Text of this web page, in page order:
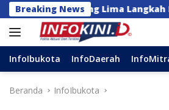
Langsung
ke
konten
Breaking News
Dorong Lima Langkah Konkret
InfoIbukota InfoDaerah
Beranda InfoIbukota